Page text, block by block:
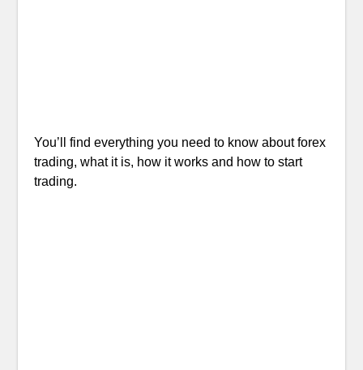
You’ll find everything you need to know about forex
trading, what it is, how it works and how to start
trading.